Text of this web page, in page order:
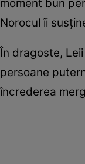
moment bun
Norocul îi
În dragoste,
persoane
încrederea